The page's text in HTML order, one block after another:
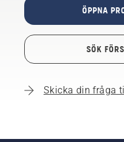
ÖPPNA
SÖK
Skicka din fråga